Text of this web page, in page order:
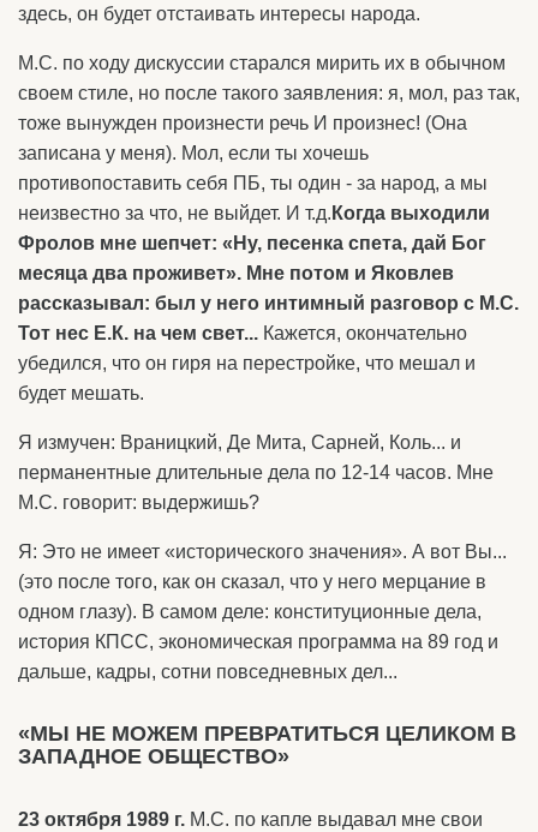
здесь, он будет отстаивать интересы народа.
М.С. по ходу дискуссии старался мирить их в обычном
своем стиле, но после такого заявления: я, мол, раз так,
тоже вынужден произнести речь И произнес! (Она
записана у меня). Мол, если ты хочешь
противопоставить себя ПБ, ты один - за народ, а мы
неизвестно за что, не выйдет. И т.д. Когда выходили
Фролов мне шепчет: «Ну, песенка спета, дай Бог
месяца два проживет». Мне потом и Яковлев
рассказывал: был у него интимный разговор с М.С.
Тот нес Е.К. на чем свет... Кажется, окончательно
убедился, что он гиря на перестройке, что мешал и
будет мешать.
Я измучен: Враницкий, Де Мита, Сарней, Коль... и
перманентные длительные дела по 12-14 часов. Мне
М.С. говорит: выдержишь?
Я: Это не имеет «исторического значения». А вот Вы...
(это после того, как он сказал, что у него мерцание в
одном глазу). В самом деле: конституционные дела,
история КПСС, экономическая программа на 89 год и
дальше, кадры, сотни повседневных дел...
«МЫ НЕ МОЖЕМ ПРЕВРАТИТЬСЯ ЦЕЛИКОМ В
ЗАПАДНОЕ ОБЩЕСТВО»
23 октября 1989 г. М.С. по капле выдавал мне свои